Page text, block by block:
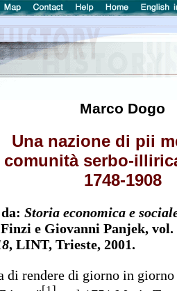
Marco Dogo
Una nazione di pii
comunità serbo-
1748-1908
Storia economica e
e Giovanni Panjek,
, LINT, Trieste, 2001.
di rendere di giorno in